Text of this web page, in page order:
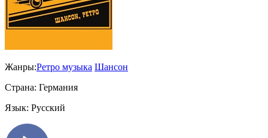
Жанры:Ретро музыка Шансон
Страна: Германия
Язык: Русский